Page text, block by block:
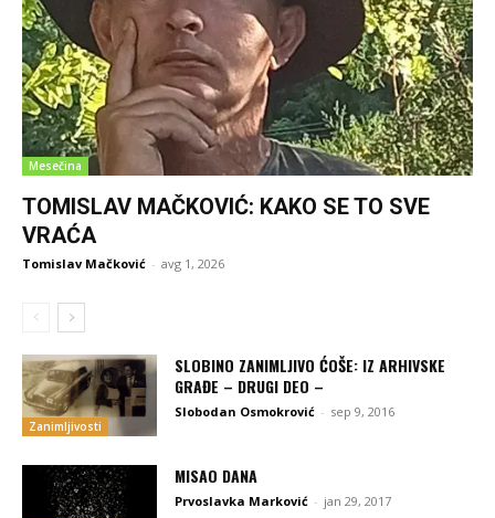
Mesečina
TOMISLAV MAČKOVIĆ: KAKO SE TO SVE
VRAĆA
Tomislav Mačković - avg 1, 2026
Zanimljivosti
SLOBINO ZANIMLJIVO ĆOŠE: IZ ARHIVSKE
GRAĐE – DRUGI DEO –
Slobodan Osmokrović - sep 9, 2016
MISAO DANA
Prvoslavka Marković - jan 29, 2017